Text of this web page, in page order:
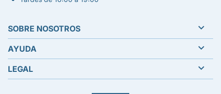
SOBRE NOSOTROS 
AYUDA 
LEGAL 